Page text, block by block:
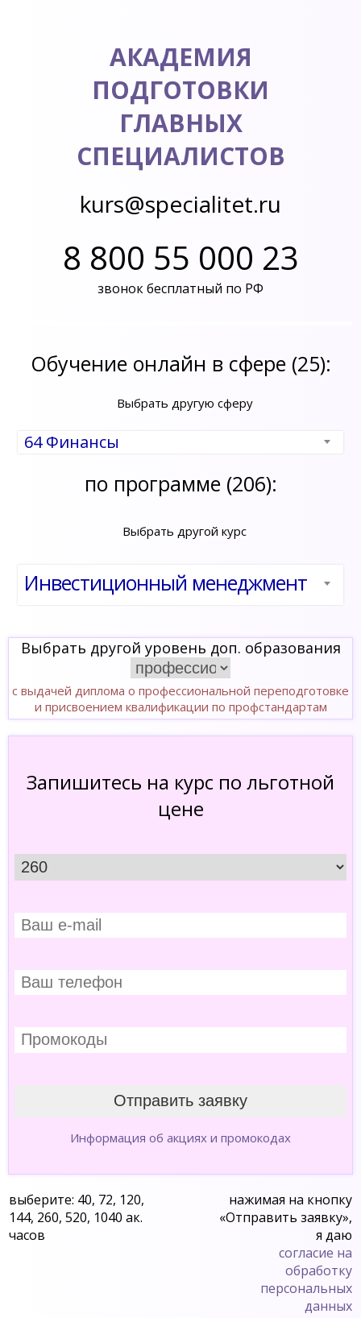
АКАДЕМИЯ
ПОДГОТОВКИ
ГЛАВНЫХ
СПЕЦИАЛИСТОВ
kurs@specialitet.ru
8 800 55 000 23
звонок бесплатный по РФ
Обучение онлайн в сфере (25):
Выбрать другую сферу
64 Финансы
по программе (206):
Выбрать другой курс
Инвестиционный менеджмент
Выбрать другой уровень доп. образования
с выдачей диплома о профессиональной переподготовке
и присвоением квалификации по профстандартам
Запишитесь на курс по льготной
цене
Информация об акциях и промокодах
выберите: 40, 72, 120,
144, 260, 520, 1040 ак.
часов
нажимая на кнопку
«Отправить заявку»,
я даю
согласие на
обработку
персональных
данных